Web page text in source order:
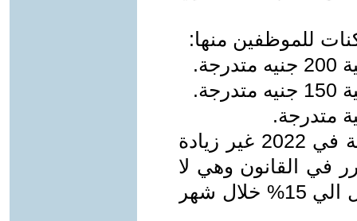
للموظفين منها:
- لكن لم يتم إقرار اي علاوة استثنائية في 2022 غير زيادة
1% عن المقرر في القانون وهي لا
تساوي شئ مقابل التضخم الذي وصل الي 15% خلال شهر